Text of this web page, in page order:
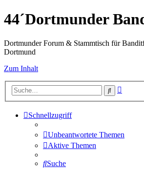
44´Dortmunder
Dortmunder Forum & Stammtisch für
Dortmund
Zum Inhalt
Suche
Schnellzugriff
Unbeantwortete Themen
Aktive Themen
Suche